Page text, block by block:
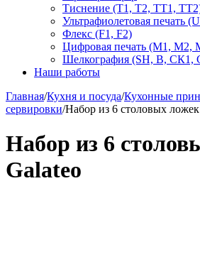
Тиснение (Т1, Т2, ТT1,
Ультрафиолетовая печать
Флекс (F1, F2)
Цифровая печать (M1, M2,
Шелкография (SH, В, СК1,
Наши работы
Главная/Кухня и посуда/Кухонные
сервировки/Набор из 6 столовых
Набор из 6
Galateo